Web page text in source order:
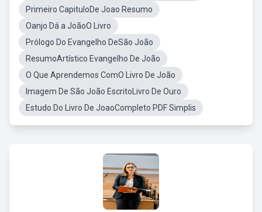
Primeiro CapituloDe Joao Resumo
Oanjo Dá a JoãoO Livro
Prólogo Do Evangelho DeSão João
ResumoArtístico Evangelho De João
O Que Aprendemos ComO Livro De João
Imagem De São João EscritoLivro De Ouro
Estudo Do Livro De JoaoCompleto PDF Simplis